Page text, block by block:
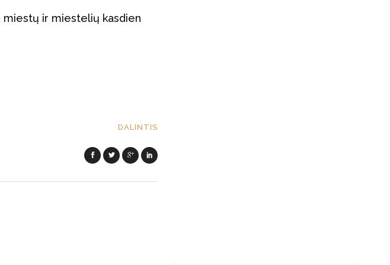
miestų ir miestelių kasdien
DALINTIS